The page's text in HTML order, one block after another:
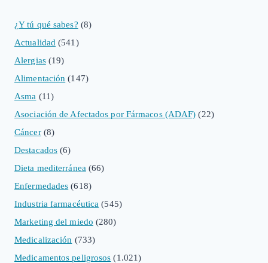
¿Y tú qué sabes? (8)
Actualidad (541)
Alergias(19)
Alimentación (147)
Asma (11)
Asociación de Afectados por Fármacos (ADAF) (22)
Cáncer(8)
Destacados (6)
Dieta mediterránea (66)
Enfermedades (618)
Industria farmacéutica (545)
Marketing del miedo (280)
Medicalización (733)
Medicamentos peligrosos (1.021)